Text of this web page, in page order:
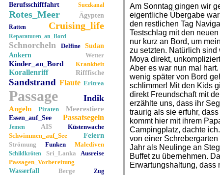
Berufsschifffahrt Suezkanal
Rotes_Meer Ägypten
Ratten Cruising_life
Reparaturen_an_Bord
Schnorcheln Delfine
Sudan
Ankern
Wetter
Kinder_an_Bord Krankheit
Korallenriff Rifffische
Sandstrand Flaute Eritrea
Passage Indik
Angeln Piraten Meerestiere
Essen_auf_See Passatsegeln
Jemen AIS
Küstenwache
Schwimmen_auf_See
Feiern
Strömung Funken Malediven
Schildkröten Sri_Lanka
Ausreise
Passagen_Vorbereitung
Wasserfall
Berge Zug
Am Sonntag gingen wir
eigentliche Übergabe
den restlichen Tag
Testschlag mit den
nur kurz an Bord, um
zu setzten. Natürlich
Moya direkt,
Aber es war nun mal
wenig später von Bord
schlimmer! Mit den Kids
direkt Freundschaft mit
erzählte uns, dass ihr
traurig als sie erfuhr,
kommt hier mit ihrem
Campingplatz, dachte
von einer
Jahr als Neulinge an
Buffet zu übernehmen.
Erwartungshaltung, dass